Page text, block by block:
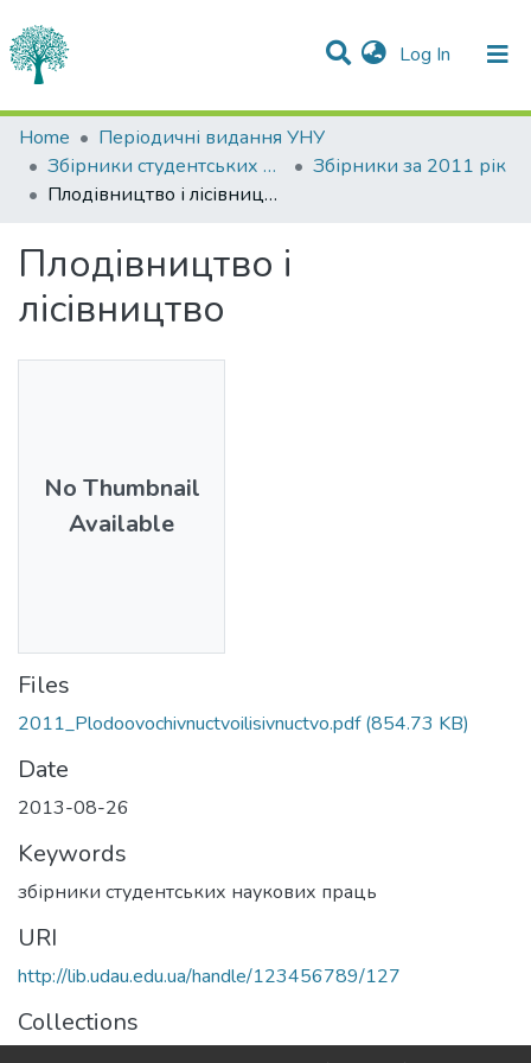
Log In (current)
Statistics
Communities & Collections
Home
Періодичні видання УНУ
Збірники студентських наукових праць
Збірники за 2011 рік
Плодівництво і лісівництво
Плодівництво і
лісівництво
No Thumbnail
Available
Files
2011_Plodoovochivnuctvoilisivnuctvo.pdf (854.73 KB)
Date
2013-08-26
Keywords
збірники студентських наукових праць
URI
http://lib.udau.edu.ua/handle/123456789/127
Collections